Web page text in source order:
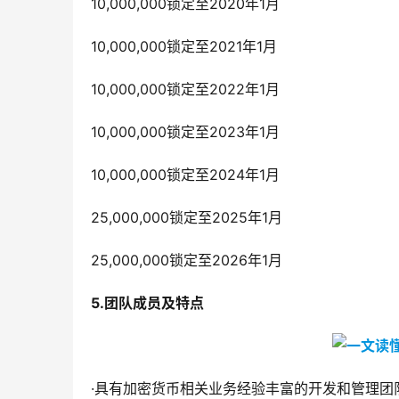
10,000,000锁定至2020年1月
10,000,000锁定至2021年1月
10,000,000锁定至2022年1月
10,000,000锁定至2023年1月
10,000,000锁定至2024年1月
25,000,000锁定至2025年1月
25,000,000锁定至2026年1月
5. 团队成员及特点
·具有加密货币相关业务经验丰富的开发和管理团